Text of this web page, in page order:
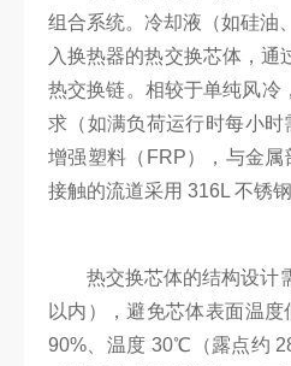
组合系统。冷却液（如硅油
入换热器的热交换芯体，通
热交换链。相较于单纯风冷
求（如满负荷运行时每小
增强塑料（FRP），与金
接触的流道采用 316L 不锈
热交换芯体的结构设计
以内），避免芯体表面温
90%、温度 30℃（露点约